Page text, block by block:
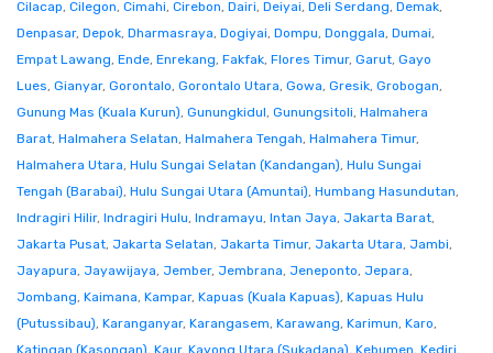
Cilacap, Cilegon, Cimahi, Cirebon, Dairi, Deiyai, Deli Serdang, Demak,
Denpasar, Depok, Dharmasraya, Dogiyai, Dompu, Donggala, Dumai,
Empat Lawang, Ende, Enrekang, Fakfak, Flores Timur, Garut, Gayo
Lues, Gianyar, Gorontalo, Gorontalo Utara, Gowa, Gresik, Grobogan,
Gunung Mas (Kuala Kurun), Gunungkidul, Gunungsitoli, Halmahera
Barat, Halmahera Selatan, Halmahera Tengah, Halmahera Timur,
Halmahera Utara, Hulu Sungai Selatan (Kandangan), Hulu Sungai
Tengah (Barabai), Hulu Sungai Utara (Amuntai), Humbang Hasundutan,
Indragiri Hilir, Indragiri Hulu, Indramayu, Intan Jaya, Jakarta Barat,
Jakarta Pusat, Jakarta Selatan, Jakarta Timur, Jakarta Utara, Jambi,
Jayapura, Jayawijaya, Jember, Jembrana, Jeneponto, Jepara,
Jombang, Kaimana, Kampar, Kapuas (Kuala Kapuas), Kapuas Hulu
(Putussibau), Karanganyar, Karangasem, Karawang, Karimun, Karo,
Katingan (Kasongan), Kaur, Kayong Utara (Sukadana), Kebumen, Kediri,